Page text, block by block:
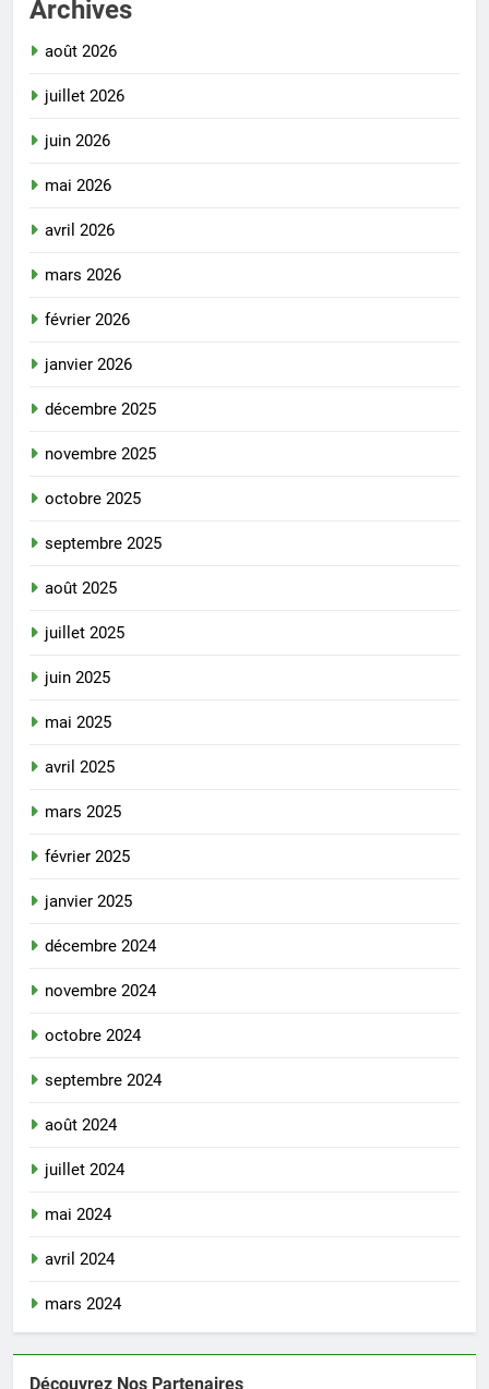
Archives
août 2026
juillet 2026
juin 2026
mai 2026
avril 2026
mars 2026
février 2026
janvier 2026
décembre 2025
novembre 2025
octobre 2025
septembre 2025
août 2025
juillet 2025
juin 2025
mai 2025
avril 2025
mars 2025
février 2025
janvier 2025
décembre 2024
novembre 2024
octobre 2024
septembre 2024
août 2024
juillet 2024
mai 2024
avril 2024
mars 2024
Découvrez Nos Partenaires